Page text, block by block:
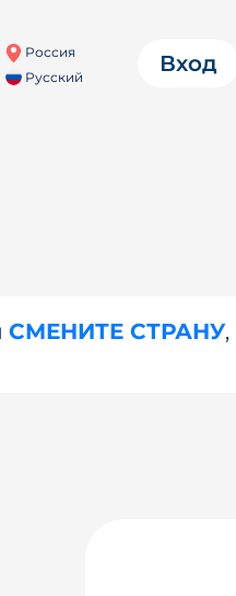
Россия
Русский
Вход
СМЕНИТЕ СТРАНУ,